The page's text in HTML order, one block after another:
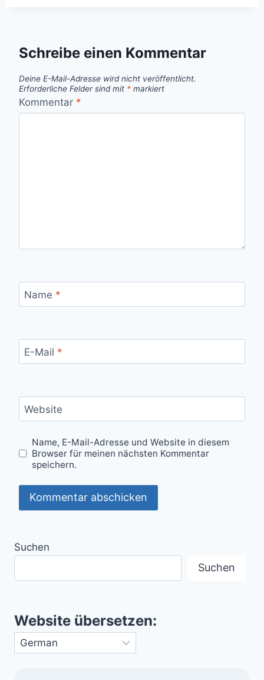
Schreibe einen Kommentar
Deine E-Mail-Adresse wird nicht veröffentlicht.
Erforderliche Felder sind mit * markiert
Kommentar *
Name *
E-Mail *
Website
Name, E-Mail-Adresse und Website in diesem
Browser für meinen nächsten Kommentar
speichern.
Suchen
Suchen
Website übersetzen: